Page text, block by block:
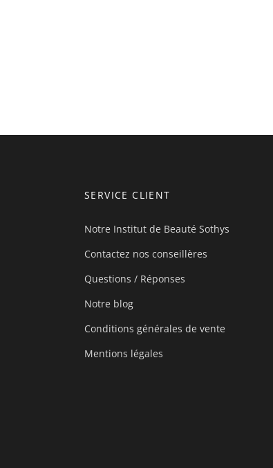
SERVICE CLIENT
Notre Institut de Beauté Sothys
Contactez nos conseillères
Questions / Réponses
Notre blog
Conditions générales de vente
Mentions légales